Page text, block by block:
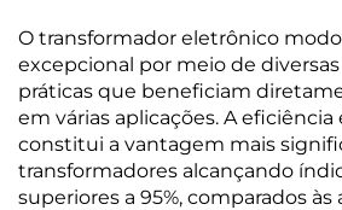
O transformador eletrônico
excepcional por meio de
práticas que beneficiam
em várias aplicações. A
constitui a vantagem mais
transformadores alcançando
superiores a 95%, comparados